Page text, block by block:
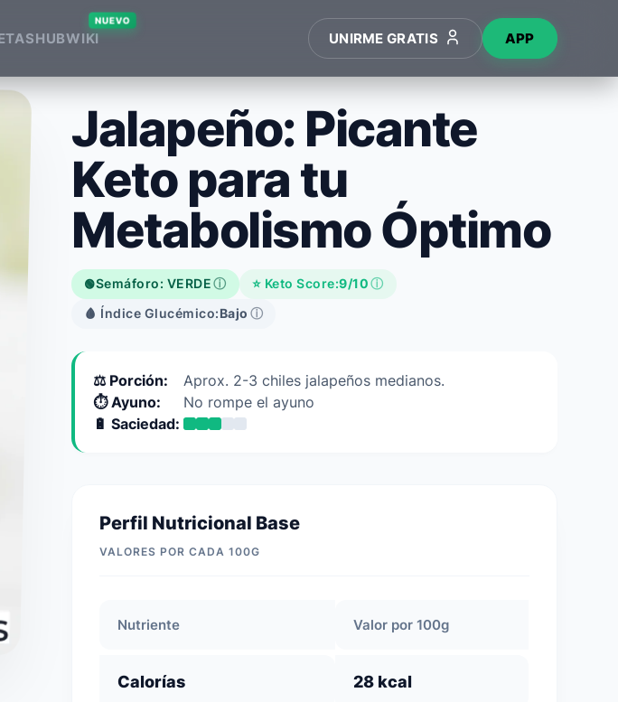
HUBWIKI
NUEVO
UNIRME GRATIS APP
Jalapeño: Picante
Keto para tu
Metabolismo Óptimo
🟢Semáforo: VERDEⓘ ⭐ Keto Score:9/10ⓘ
🩸 Índice Glucémico:Bajo ⓘ
⚖️ Porción:
Aprox. 2-3 chiles jalapeños medianos.
⏱️ Ayuno:
No rompe el ayuno
🔋 Saciedad:
Perfil Nutricional Base
VALORES POR CADA 100G
Nutriente Valor por 100g
Calorías 28 kcal